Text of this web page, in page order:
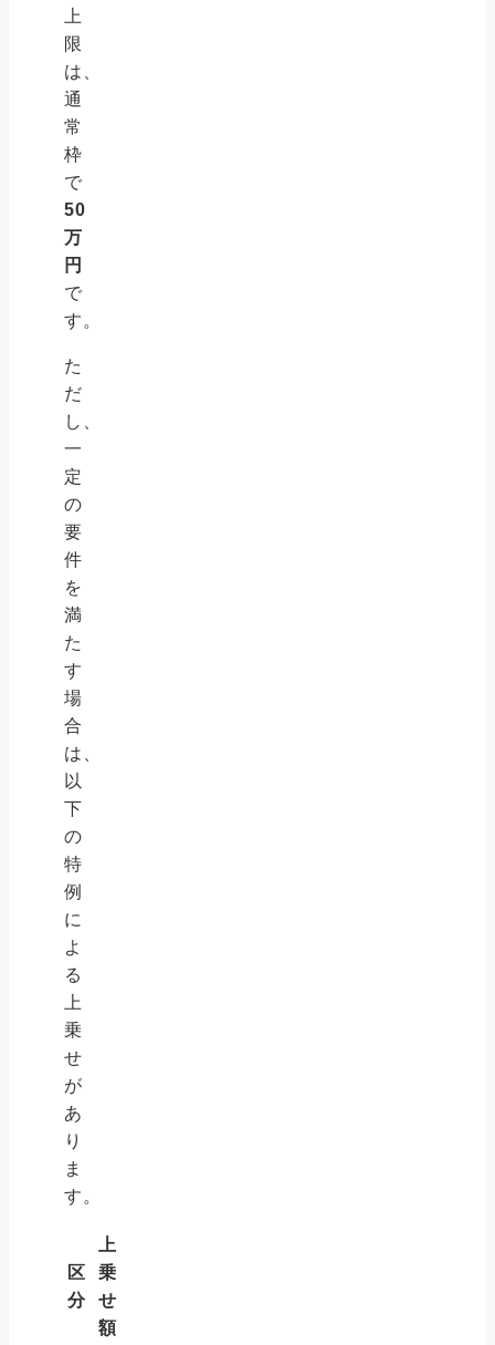
上
限
は、
通
常
枠
で
50
万
円
で
す。
た
だ
し、
一
定
の
要
件
を
満
た
す
場
合
は、
以
下
の
特
例
に
よ
る
上
乗
せ
が
あ
り
ま
す。
区
分
上
乗
せ
額